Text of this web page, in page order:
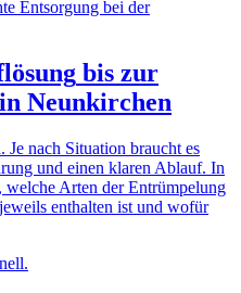
bis zur
Neunkirchen
nach Situation braucht es
und einen klaren Ablauf. In
welche Arten der Entrümpelung
enthalten ist und wofür